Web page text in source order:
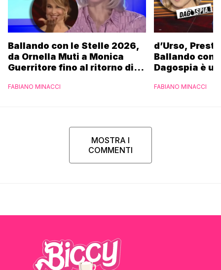
Ballando con le Stelle 2026,
da Ornella Muti a Monica
Guerritore fino al ritorno di
l’esclusiva di Gabriele
FABIANO MINACCI
d’Urso,
Ballando con
Dagospia è
FABIANO MINACCI
MOSTRA I
COMMENTI